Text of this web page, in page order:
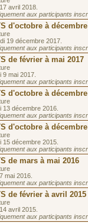
avril 2018.
aux participants
d'octobre à décembre
19 décembre 2017.
aux participants
de février à mai 2017
mai 2017.
aux participants
d'octobre à décembre
décembre 2016.
aux participants
d'octobre à décembre
décembre 2015.
aux participants
de mars à mai 2016
mai 2016.
aux participants
de février à avril 2015
avril 2015.
aux participants